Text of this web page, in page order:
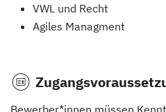
VWL und Recht
Agiles Managment